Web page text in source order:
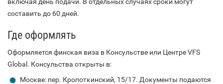
составить до 60 дней.
Где оформлять
Оформляется финская виза в Консульстве или Центре VFS
Global. Консульства открыты в:
Москве: пер. Кропоткинский, 15/17. Документы подаются